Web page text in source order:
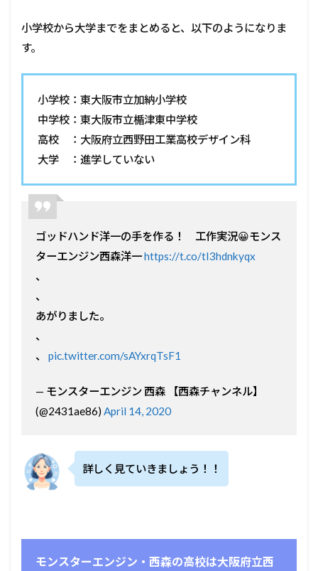
小学校から大学までをまとめると、以下のようになりま
す。
小学校：東大阪市立加納小学校
中学校：東大阪市立楯津東中学校
高校 ：大阪府立西野田工業高校デザイン科
大学 ：進学していない
ゴッドハンド洋一の手を作る！ 工作実況😀モンス
ターエンジン西森洋一https://t.co/tI3hdnkyqx
、
、
あがりました。
、
、 pic.twitter.com/sAYxrqTsF1
— モンスターエンジン 西森 【西森チャンネル】
(@2431ae86) April 14, 2020
詳しく見ていきましょう！！
モンスターエンジン・西森の高校は大阪府立西